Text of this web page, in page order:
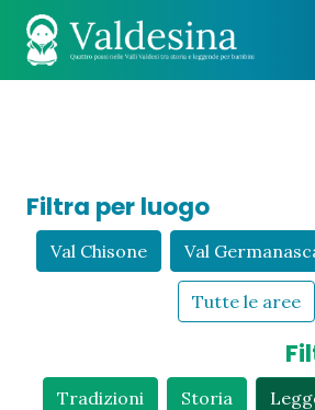
Filtra per luogo
Val Chisone Val
Tutte le aree
Tradizioni Storia